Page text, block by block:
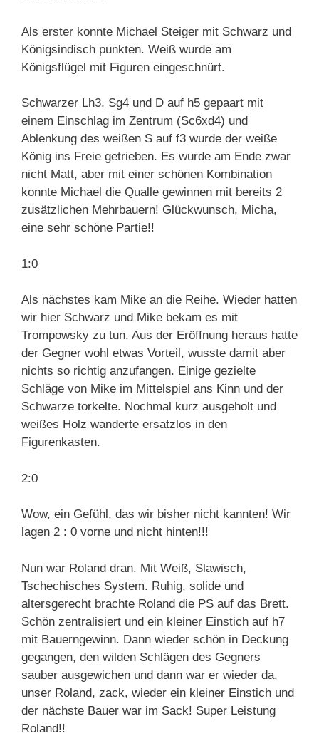
Als erster konnte Michael Steiger mit Schwarz und
Königsindisch punkten. Weiß wurde am
Königsflügel mit Figuren eingeschnürt.
Schwarzer Lh3, Sg4 und D auf h5 gepaart mit
einem Einschlag im Zentrum (Sc6xd4) und
Ablenkung des weißen S auf f3 wurde der weiße
König ins Freie getrieben. Es wurde am Ende zwar
nicht Matt, aber mit einer schönen Kombination
konnte Michael die Qualle gewinnen mit bereits 2
zusätzlichen Mehrbauern! Glückwunsch, Micha,
eine sehr schöne Partie!!
1:0
Als nächstes kam Mike an die Reihe. Wieder hatten
wir hier Schwarz und Mike bekam es mit
Trompowsky zu tun. Aus der Eröffnung heraus hatte
der Gegner wohl etwas Vorteil, wusste damit aber
nichts so richtig anzufangen. Einige gezielte
Schläge von Mike im Mittelspiel ans Kinn und der
Schwarze torkelte. Nochmal kurz ausgeholt und
weißes Holz wanderte ersatzlos in den
Figurenkasten.
2:0
Wow, ein Gefühl, das wir bisher nicht kannten! Wir
lagen 2 : 0 vorne und nicht hinten!!!
Nun war Roland dran. Mit Weiß, Slawisch,
Tschechisches System. Ruhig, solide und
altersgerecht brachte Roland die PS auf das Brett.
Schön zentralisiert und ein kleiner Einstich auf h7
mit Bauerngewinn. Dann wieder schön in Deckung
gegangen, den wilden Schlägen des Gegners
sauber ausgewichen und dann war er wieder da,
unser Roland, zack, wieder ein kleiner Einstich und
der nächste Bauer war im Sack! Super Leistung
Roland!!